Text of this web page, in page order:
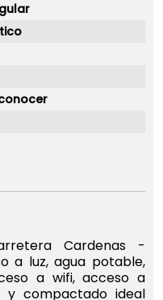
Cardenas -
a luz, agua potable,
a wifi, acceso a
y compactado ideal